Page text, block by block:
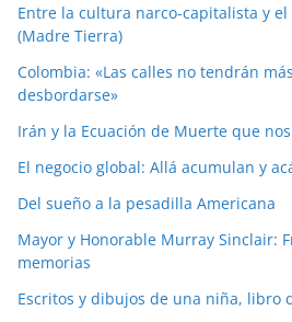
Entre la cultura narco-capitalista y
(Madre Tierra)
Colombia: «Las calles no tendrán
desbordarse»
Irán y la Ecuación de Muerte que
El negocio global: Allá acumulan y
Del sueño a la pesadilla Americana
Mayor y Honorable Murray Sinclair:
memorias
Escritos y dibujos de una niña, libro